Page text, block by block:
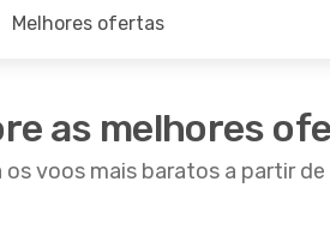
Melhores ofertas
as melhores
os voos mais baratos a partir de